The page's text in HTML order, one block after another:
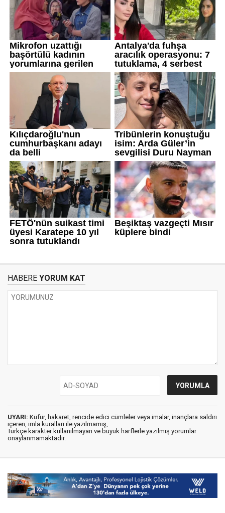
HABERE YORUM KAT
UYARI: Küfür, hakaret, rencide edici cümleler veya imalar, inançlara saldırı
içeren, imla kuralları ile yazılmamış,
Türkçe karakter kullanılmayan ve büyük harflerle yazılmış yorumlar
onaylanmamaktadır.